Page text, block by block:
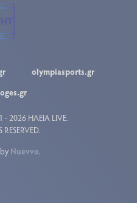
olympiasports.gr
- 2026 ΗΛΕΙΑ LIVE.
Nuevvo.